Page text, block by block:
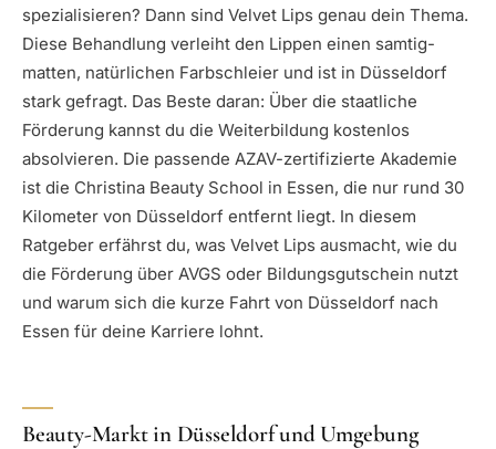
spezialisieren? Dann sind Velvet Lips genau dein Thema.
Diese Behandlung verleiht den Lippen einen samtig-
matten, natürlichen Farbschleier und ist in Düsseldorf
stark gefragt. Das Beste daran: Über die staatliche
Förderung kannst du die Weiterbildung kostenlos
absolvieren. Die passende AZAV-zertifizierte Akademie
ist die Christina Beauty School in Essen, die nur rund 30
Kilometer von Düsseldorf entfernt liegt. In diesem
Ratgeber erfährst du, was Velvet Lips ausmacht, wie du
die Förderung über AVGS oder Bildungsgutschein nutzt
und warum sich die kurze Fahrt von Düsseldorf nach
Essen für deine Karriere lohnt.
Beauty-Markt in Düsseldorf und Umgebung